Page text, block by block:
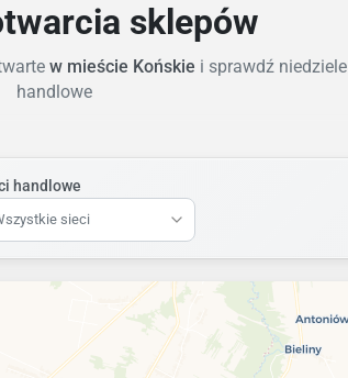
sklepów
w mieście Końskie i sprawdź niedziele
handlowe
handlowe
sieci